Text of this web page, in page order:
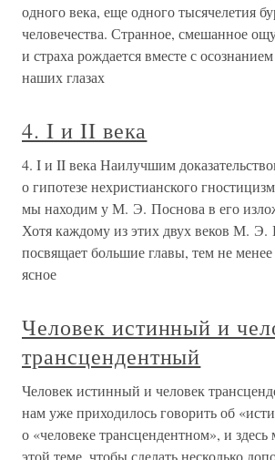
одного века, еще одного тысячелетия
человечества. Странное, смешанное
и страха рождается вместе с
наших глазах
4. I и II века
4. I и II века Наилучшим
о гипотезе нехристианского
мы находим у М. Э. Поснова в его
Хотя каждому из этих двух веков М. Э.
посвящает большие главы, тем не менее
ясное
Человек истинный и
трансцендентный
Человек истинный и человек
нам уже приходилось говорить об
о «человеке трансцендентном», и
этой теме, чтобы сделать несколько